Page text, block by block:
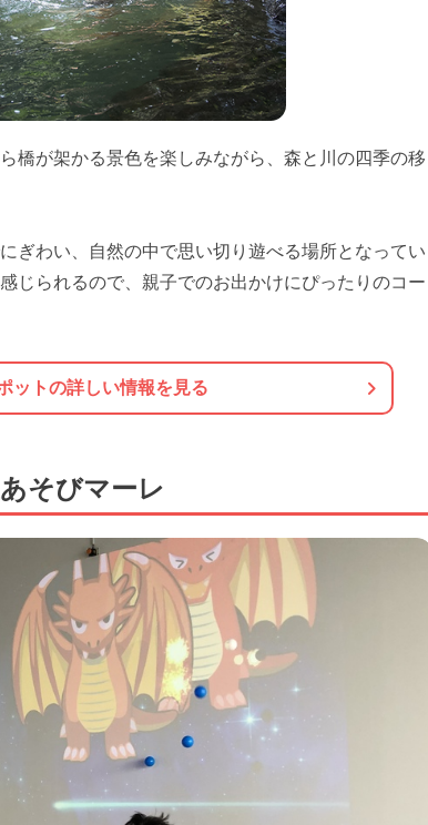
橋が架かる景色を楽しみながら、森と川の四季の移
ぎわい、自然の中で思い切り遊べる場所となってい
じられるので、親子でのお出かけにぴったりのコー
ットの詳しい情報を見る
そびマーレ